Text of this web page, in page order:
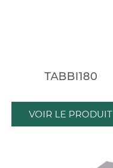
TABBI180
VOIR LE PRODUIT